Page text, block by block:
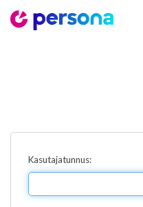
Kasutajatunnus: